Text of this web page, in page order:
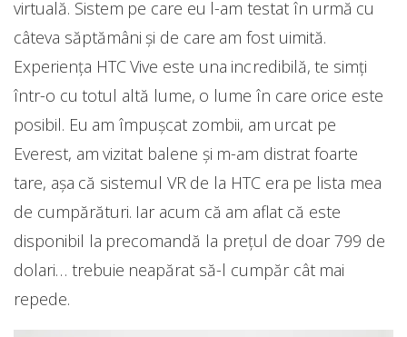
virtuală. Sistem pe care eu l-am testat în urmă cu
câteva săptămâni și de care am fost uimită.
Experiența HTC Vive este una incredibilă, te simți
într-o cu totul altă lume, o lume în care orice este
posibil. Eu am împușcat zombii, am urcat pe
Everest, am vizitat balene și m-am distrat foarte
tare, așa că sistemul VR de la HTC era pe lista mea
de cumpărături. Iar acum că am aflat că este
disponibil la precomandă la prețul de doar 799 de
dolari… trebuie neapărat să-l cumpăr cât mai
repede.